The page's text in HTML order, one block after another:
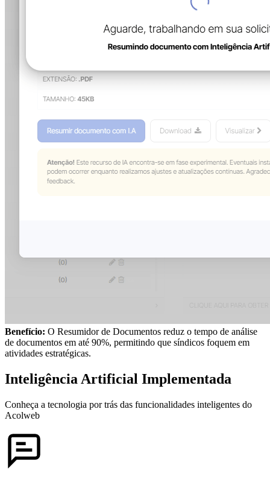
Benefício: O Resumidor de Documentos reduz o tempo de análise
de documentos em até 90%, permitindo que síndicos foquem em
atividades estratégicas.
Inteligência Artificial Implementada
Conheça a tecnologia por trás das funcionalidades inteligentes do
Acolweb